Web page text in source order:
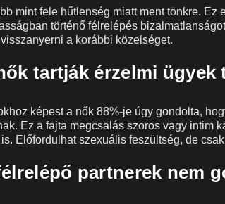
mint fele hűtlenség miatt ment tönkre. Ez
történő félrelépés
a korábbi közelséget.
tartják érzelmi
képest a nők 88%-je úgy gondolta,
Ez a fajta megcsalás szoros vagy intim
Előfordulhat szexuális feszültség, de
partnerek nem